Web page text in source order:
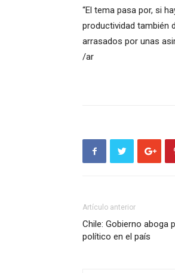
“El tema pasa por, si
productividad también
arrasados por unas
/ar
Artículo anterior
Chile: Gobierno aboga
político en el país